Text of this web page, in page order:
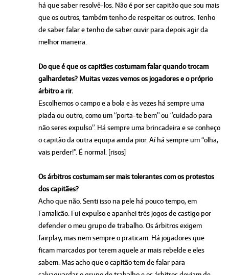
há que saber resolvê-los. Não é por ser capitão que sou mais
que os outros, também tenho de respeitar os outros. Tenho
de saber falar e tenho de saber ouvir para depois agir da
melhor maneira.
Do que é que os capitães costumam falar quando trocam
galhardetes? Muitas vezes vemos os jogadores e o próprio
árbitro a rir.
Escolhemos o campo e a bola e às vezes há sempre uma
piada ou outro, como um “porta-te bem” ou “cuidado para
não seres expulso”. Há sempre uma brincadeira e se conheço
o capitão da outra equipa ainda pior. Aí há sempre um “olha,
vais perder!”. É normal. [risos]
Os árbitros costumam ser mais tolerantes com os protestos
dos capitães?
Acho que não. Senti isso na pele há pouco tempo, em
Famalicão. Fui expulso e apanhei três jogos de castigo por
defender o meu grupo de trabalho. Os árbitros exigem
fairplay, mas nem sempre o praticam. Há jogadores que
ficam marcados por terem aquele ar mais rebelde e eles
sabem. Mas acho que o capitão tem de falar para